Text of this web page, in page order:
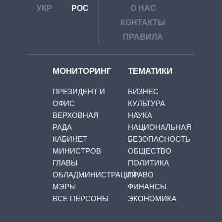
УКР РОС
О НАС
КОНТАКТЫ
ПРАВИЛА
МОНИТОРИНГ
ПРЕЗИДЕНТ И
ОФИС
ВЕРХОВНАЯ
РАДА
КАБИНЕТ
МИНИСТРОВ
ГЛАВЫ
ОБЛАДМИНИСТРАЦИЙ
МЭРЫ
ВСЕ ПЕРСОНЫ
ТЕМАТИКИ
БИЗНЕС
КУЛЬТУРА
НАУКА
НАЦИОНАЛЬНАЯ
БЕЗОПАСНОСТЬ
ОБЩЕСТВО
ПОЛИТИКА
ПРАВО
ФИНАНСЫ
ЭКОНОМИКА